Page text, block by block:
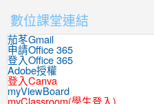
數位課堂連結
茄苳Gmail
申請Office 365
登入Office 365
Adobe授權
登入Canva
myViewBoard
myClassroom(學生登入)